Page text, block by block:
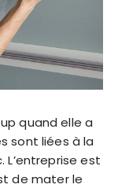
quand elle a
sont liées à la
L’entreprise est
de mater le